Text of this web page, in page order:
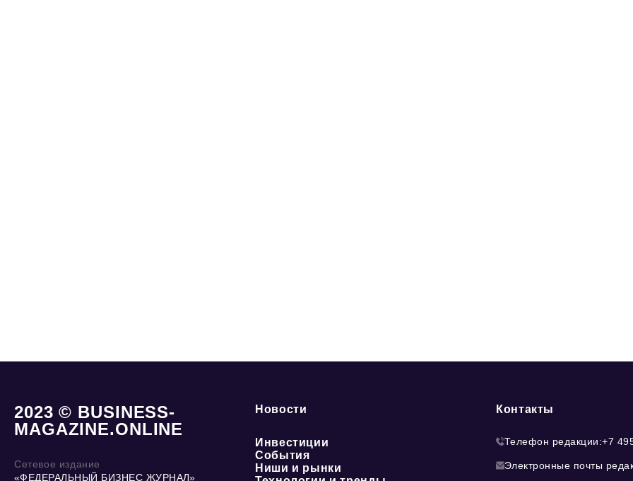
2023 © BUSINESS-
MAGAZINE.ONLINE
Сетевое издание
«ФЕДЕРАЛЬНЫЙ БИЗНЕС ЖУРНАЛ»
Новости
Инвестиции
События
Ниши и рынки
Контакты
Телефон редакции:+7
Электронные почты